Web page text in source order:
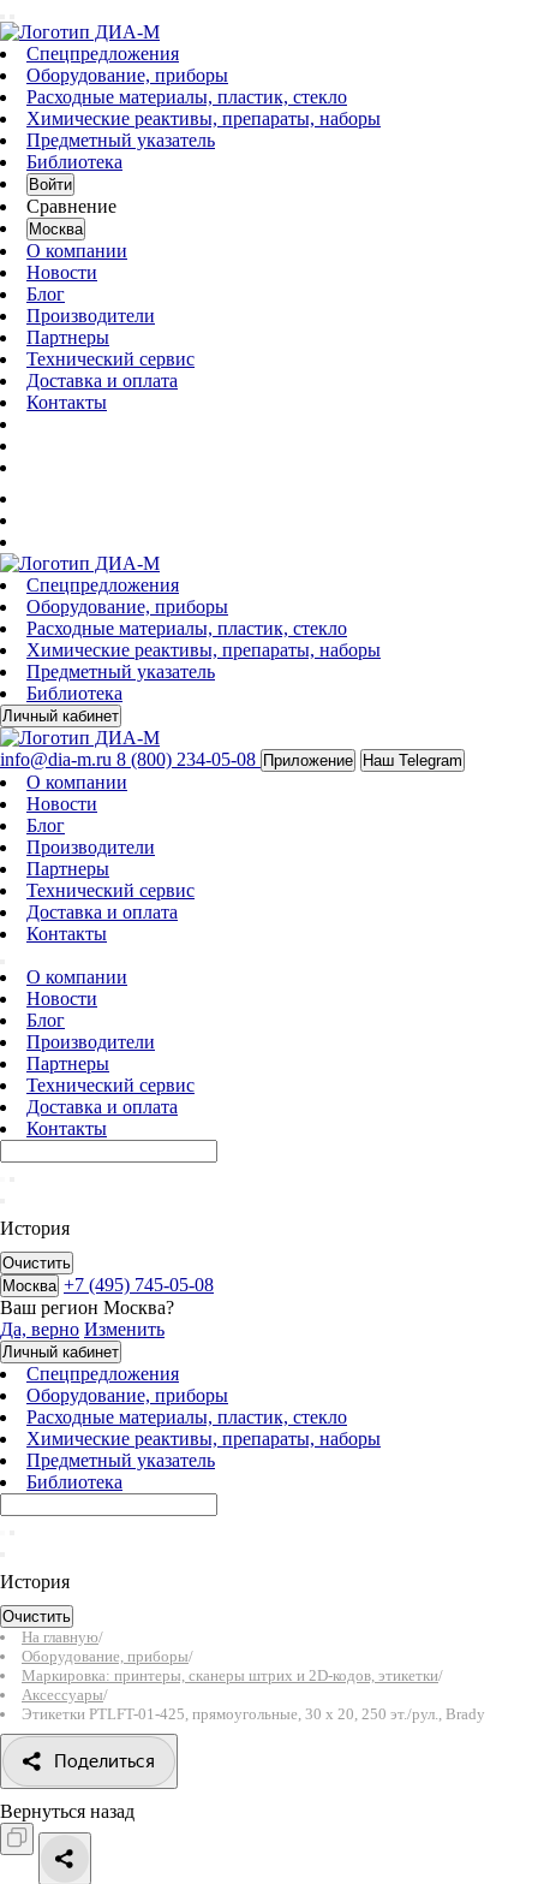
Спецпредложения
Оборудование, приборы
Расходные материалы, пластик, стекло
Химические реактивы, препараты, наборы
Предметный указатель
Библиотека
Войти
Сравнение
Москва
О компании
Новости
Блог
Производители
Партнеры
Технический сервис
Доставка и оплата
Контакты
Спецпредложения
Оборудование, приборы
Расходные материалы, пластик, стекло
Химические реактивы, препараты, наборы
Предметный указатель
Библиотека
Личный кабинет
info@dia-m.ru 8 (800) 234-05-08 Приложение Наш Telegram
О компании
Новости
Блог
Производители
Партнеры
Технический сервис
Доставка и оплата
Контакты
О компании
Новости
Блог
Производители
Партнеры
Технический сервис
Доставка и оплата
Контакты
История
Очистить
Москва +7 (495) 745-05-08
Ваш регион Москва?
Да, верно Изменить
Личный кабинет
Спецпредложения
Оборудование, приборы
Расходные материалы, пластик, стекло
Химические реактивы, препараты, наборы
Предметный указатель
Библиотека
История
Очистить
На главную/
Оборудование, приборы/
Маркировка: принтеры, сканеры штрих и 2D-кодов, этикетки/
Аксессуары/
Этикетки PTLFT-01-425, прямоугольные, 30 х 20, 250 эт./рул., Brady
Поделиться
Вернуться назад